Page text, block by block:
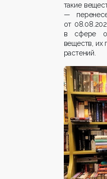
такие
—
от
в сфере
веществ, их
растений.